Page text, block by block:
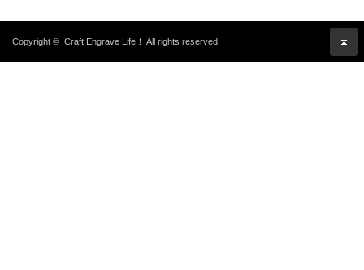
Copyright © Craft Engrave Life！ All rights reserved.